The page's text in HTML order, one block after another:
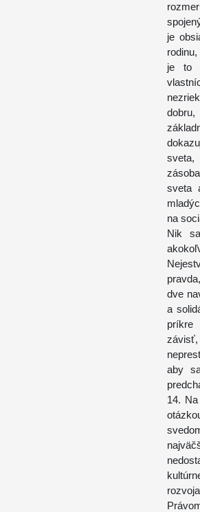
je
je to
sveta,
sveta
na
Nik
dve
a
príkre
aby
14.